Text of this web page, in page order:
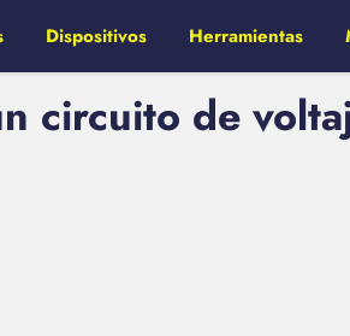
Dispositivos Herramientas
circuito de